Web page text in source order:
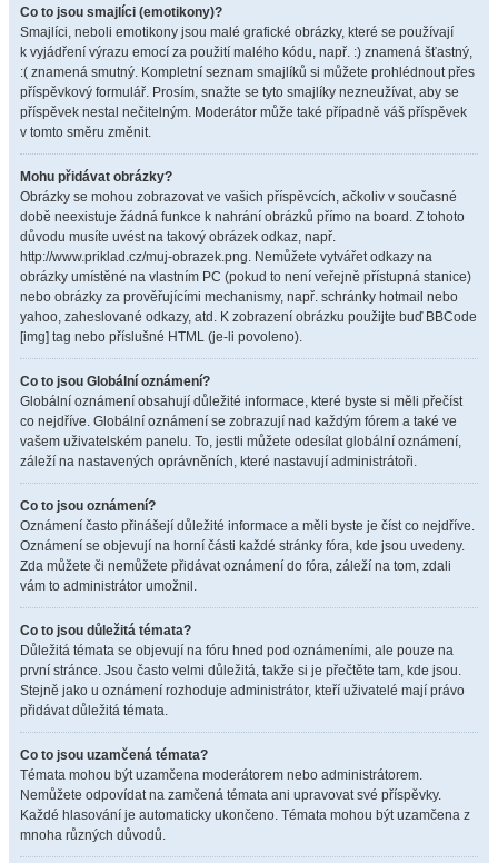
Co to jsou smajlíci (emotikony)?
Smajlíci, neboli emotikony jsou malé grafické obrázky, které se používají
k vyjádření výrazu emocí za použití malého kódu, např. :) znamená šťastný,
:( znamená smutný. Kompletní seznam smajlíků si můžete prohlédnout přes
příspěvkový formulář. Prosím, snažte se tyto smajlíky nezneužívat, aby se
příspěvek nestal nečitelným. Moderátor může také případně váš příspěvek
v tomto směru změnit.
Mohu přidávat obrázky?
Obrázky se mohou zobrazovat ve vašich příspěvcích, ačkoliv v současné
době neexistuje žádná funkce k nahrání obrázků přímo na board. Z tohoto
důvodu musíte uvést na takový obrázek odkaz, např.
http://www.priklad.cz/muj-obrazek.png. Nemůžete vytvářet odkazy na
obrázky umístěné na vlastním PC (pokud to není veřejně přístupná stanice)
nebo obrázky za prověřujícími mechanismy, např. schránky hotmail nebo
yahoo, zaheslované odkazy, atd. K zobrazení obrázku použijte buď BBCode
[img] tag nebo příslušné HTML (je-li povoleno).
Co to jsou Globální oznámení?
Globální oznámení obsahují důležité informace, které byste si měli přečíst
co nejdříve. Globální oznámení se zobrazují nad každým fórem a také ve
vašem uživatelském panelu. To, jestli můžete odesílat globální oznámení,
záleží na nastavených oprávněních, které nastavují administrátoři.
Co to jsou oznámení?
Oznámení často přinášejí důležité informace a měli byste je číst co nejdříve.
Oznámení se objevují na horní části každé stránky fóra, kde jsou uvedeny.
Zda můžete či nemůžete přidávat oznámení do fóra, záleží na tom, zdali
vám to administrátor umožnil.
Co to jsou důležitá témata?
Důležitá témata se objevují na fóru hned pod oznámeními, ale pouze na
první stránce. Jsou často velmi důležitá, takže si je přečtěte tam, kde jsou.
Stejně jako u oznámení rozhoduje administrátor, kteří uživatelé mají právo
přidávat důležitá témata.
Co to jsou uzamčená témata?
Témata mohou být uzamčena moderátorem nebo administrátorem.
Nemůžete odpovídat na zamčená témata ani upravovat své příspěvky.
Každé hlasování je automaticky ukončeno. Témata mohou být uzamčena z
mnoha různých důvodů.